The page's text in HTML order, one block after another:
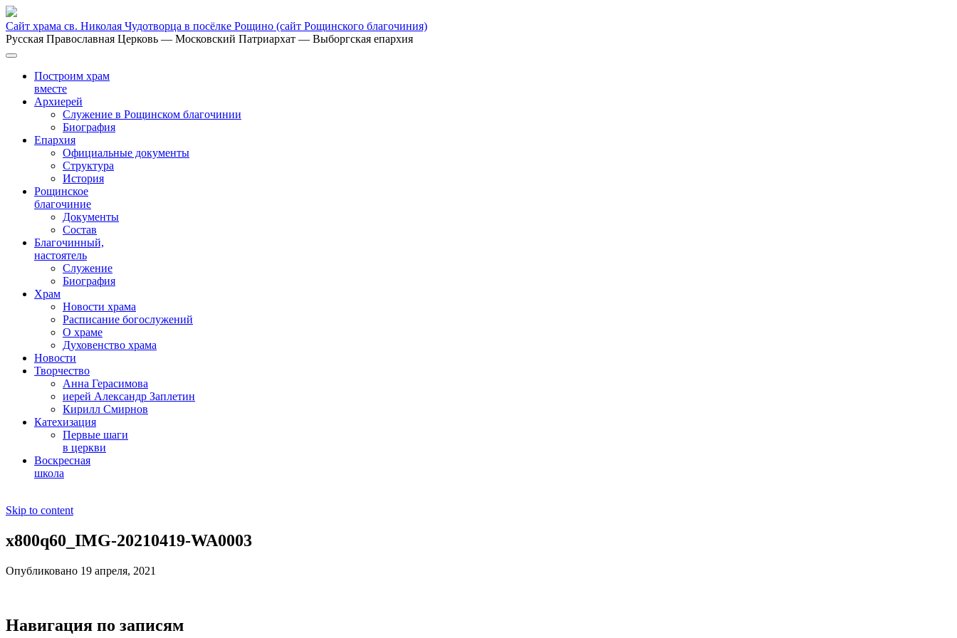
Сайт храма св. Николая Чудотворца в посёлке Рощино (сайт Рощинского благочиния)
Русская Православная Церковь — Московский Патриархат — Выборгская епархия
Построим храм
вместе
Архиерей
Служение в Рощинском благочинии
Биография
Епархия
Официальные документы
Структура
История
Рощинское
благочиние
Документы
Состав
Благочинный,
настоятель
Служение
Биография
Храм
Новости храма
Расписание богослужений
О храме
Духовенство храма
Новости
Творчество
Анна Герасимова
иерей Александр Заплетин
Кирилл Смирнов
Катехизация
Первые шаги
в церкви
Воскресная
школа
Skip to content
x800q60_IMG-20210419-WA0003
Опубликовано 19 апреля, 2021
Навигация по записям